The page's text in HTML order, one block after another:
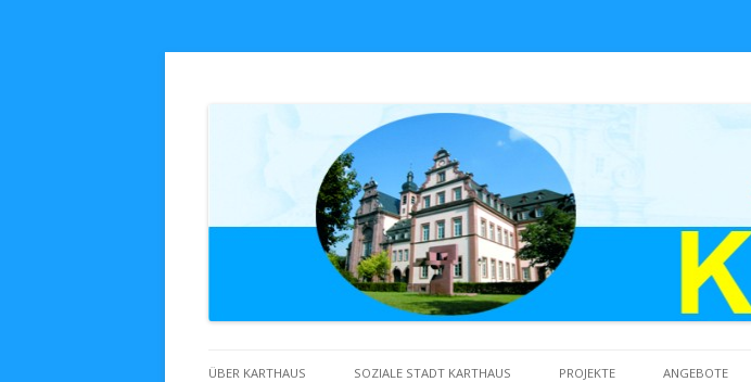
Zuhaus in Karthaus
ÜBER KARTHAUS SOZIALE STADT KARTHAUS PROJEKTE ANGEBOTE